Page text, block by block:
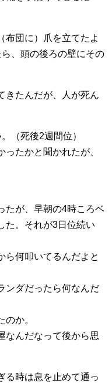
布団に）爪を立てたよ
、頭の後ろの壁にその
きたんだが、人が死ん
（死後2週間位）
たかと聞かれたが、
たが、早朝の4時ころベ
た。それが3日位続い
ら何叩いてるんだよと
ンダだったら何なんだ
か。
なんだなって後から思
る時は息を止めて通っ